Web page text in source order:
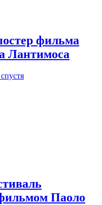
фильма
Лантимоса
Паоло